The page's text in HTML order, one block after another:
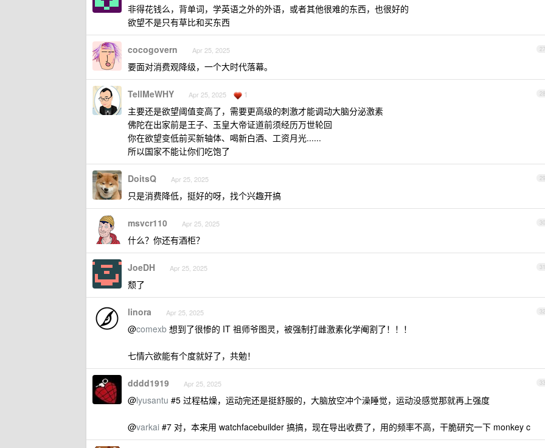
非得花钱么，背单词，学英语之外的外语，或者其他很难的东西，也很好的
欲望不是只有草比和买东西
27
cocogovern Apr 25, 2025
要面对消费观降级，一个大时代落幕。
28
TellMeWHY Apr 25, 2025 1
主要还是欲望阈值变高了，需要更高级的刺激才能调动大脑分泌激素
佛陀在出家前是王子、玉皇大帝证道前须经历万世轮回
你在欲望变低前买新轴体、喝新白酒、工资月光......
所以国家不能让你们吃饱了
29
DoitsQ Apr 25, 2025
只是消费降低，挺好的呀，找个兴趣开搞
30
msvcr110 Apr 25, 2025
什么？你还有酒柜？
31
JoeDH Apr 25, 2025
颓了
32
linora Apr 25, 2025
@comexb 想到了很惨的 IT 祖师爷图灵，被强制打雌激素化学阉割了！！！
七情六欲能有个度就好了，共勉！
33
dddd1919 Apr 25, 2025
@lyusantu #5 过程枯燥，运动完还是挺舒服的，大脑放空冲个澡睡觉，运动没感觉那就再上强度
@varkai #7 对，本来用 watchfacebuilder 搞搞，现在导出收费了，用的频率不高，干脆研究一下 monkey c